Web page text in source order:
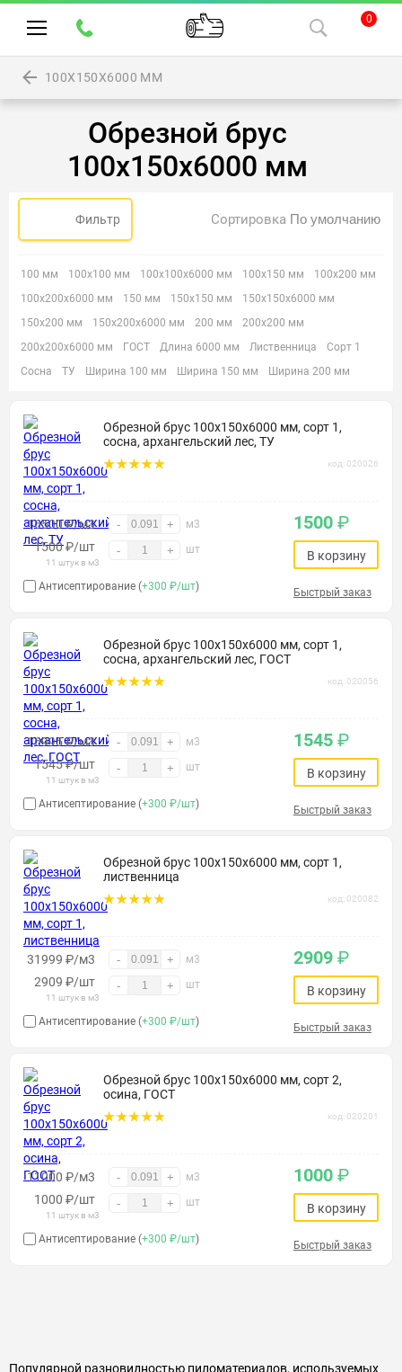
0
100Х150Х6000 ММ
Обрезной брус
100х150х6000 мм
Фильтр Сортировка
100 мм 100х100 мм 100х100х6000 мм 100х150 мм
100х200 мм
100х200х6000 мм
150 мм 150х150 мм
150х150х6000 мм
150х200 мм
150х200х6000 мм 200 мм
200х200 мм
200х200х6000 мм
ГОСТ Длина 6000 мм Лиственница
Сорт 1
Сосна
ТУ Ширина 100 мм Ширина 150 мм Ширина 200 мм
Обрезной брус 100х150х6000 мм, сорт 1,
сосна, архангельский лес, ТУ
код: 020026
16500 ₽/м3 - + м3
1500₽/шт
11 штук в м3
- + шт
1500 ₽
Антисептирование (+300 ₽/шт)
В корзину
Быстрый заказ
Обрезной брус 100х150х6000 мм, сорт 1,
сосна, архангельский лес, ГОСТ
код: 020056
16995 ₽/м3 - + м3
1545₽/шт
11 штук в м3
- + шт
1545 ₽
Антисептирование (+300 ₽/шт)
В корзину
Быстрый заказ
Обрезной брус 100х150х6000 мм, сорт 1,
лиственница
код: 020082
31999 ₽/м3 - + м3
2909 ₽/шт
11 штук в м3
- + шт
2909 ₽
Антисептирование (+300 ₽/шт)
В корзину
Быстрый заказ
Обрезной брус 100х150х6000 мм, сорт 2,
осина, ГОСТ
код: 020201
11000 ₽/м3 - + м3
1000 ₽/шт
11 штук в м3
- + шт
1000 ₽
Антисептирование (+300 ₽/шт)
В корзину
Быстрый заказ
Популярной разновидностью пиломатериалов, используемых